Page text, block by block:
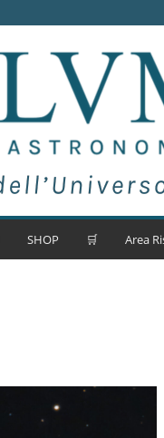
SHOP 🛒 Area